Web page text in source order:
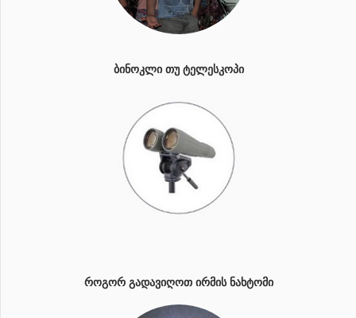
ᲑᲘᲜᲝᲙᲚᲘ ᲗᲣ ᲢᲔᲚᲔᲡᲙᲝᲞᲘ
ᲠᲝᲒᲝᲠ ᲒᲐᲓᲐᲕᲘᲦᲝᲗ ᲘᲠᲛᲘᲡ ᲜᲐᲮᲢᲝᲛᲘ